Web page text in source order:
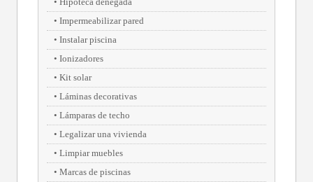
Impermeabilizar pared
Instalar piscina
Ionizadores
Kit solar
Láminas decorativas
Lámparas de techo
Legalizar una vivienda
Limpiar muebles
Marcas de piscinas